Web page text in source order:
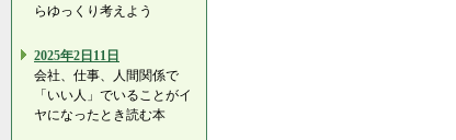
らゆっくり考えよう
2025年2日11日
会社、仕事、人間関係で
「いい人」でいることがイ
ヤになったとき読む本